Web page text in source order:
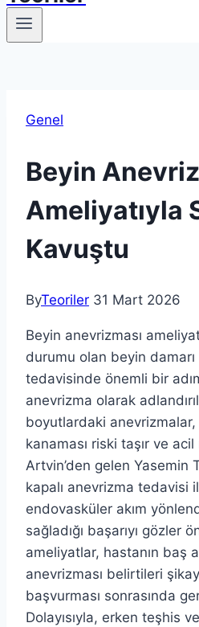
Genel
Beyin
Ameliyatıyla
Kavuştu
ByTeoriler 31 Mart 2026
Beyin anevrizması
durumu olan beyin damarı
tedavisinde önemli bir
anevrizma olarak
boyutlardaki
kanaması riski taşır ve
Artvin’den gelen Yasemin
kapalı anevrizma tedavisi
endovasküler akım
sağladığı başarıyı gözler
ameliyatlar, hastanın baş
anevrizması belirtileri
başvurması sonrasında
Dolayısıyla, erken teşhis